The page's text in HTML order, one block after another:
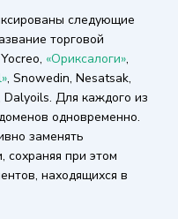
следующие
торговой
«Ориксалоги»,
, Snowedin, Nesatsak,
Dalyoils. Для каждого из
одновременно.
заменять
при этом
находящихся в